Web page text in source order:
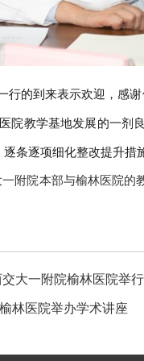
到来表示欢迎，感谢
院教学基地发展的一剂良
条逐项细化整改提升措
院本部与榆林医院的
大一附院榆林医院举
林医院举办学术讲座